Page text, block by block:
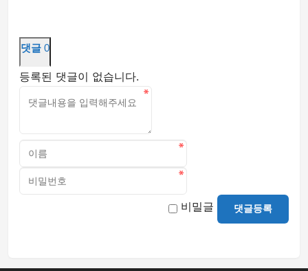
댓글 0
등록된 댓글이 없습니다.
비밀글 댓글등록